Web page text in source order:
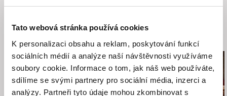
Tato webová stránka používá cookies
K personalizaci obsahu a reklam, poskytování funkcí
sociálních médií a analýze naší návštěvnosti využíváme
soubory cookie. Informace o tom, jak náš web používáte,
sdílíme se svými partnery pro sociální média, inzerci a
analýzy. Partneři tyto údaje mohou zkombinovat s
Rimini Film Festival (Italy)
Gdynia Film Festival (Poland)
Film Fest Gent (Belgium)
Filmfestival Cottbus (Germany)
BFI London Film Festival (United Kingdom)
Související filmy (20)